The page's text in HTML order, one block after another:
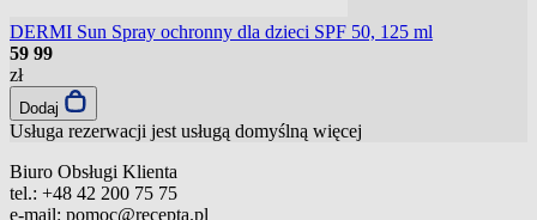
DERMI Sun Spray ochronny dla dzieci SPF 50, 125 ml
59 99
zł
Dodaj
Usługa rezerwacji jest usługą domyślną więcej
Biuro Obsługi Klienta
tel.: +48 42 200 75 75
e-mail: pomoc@recepta.pl